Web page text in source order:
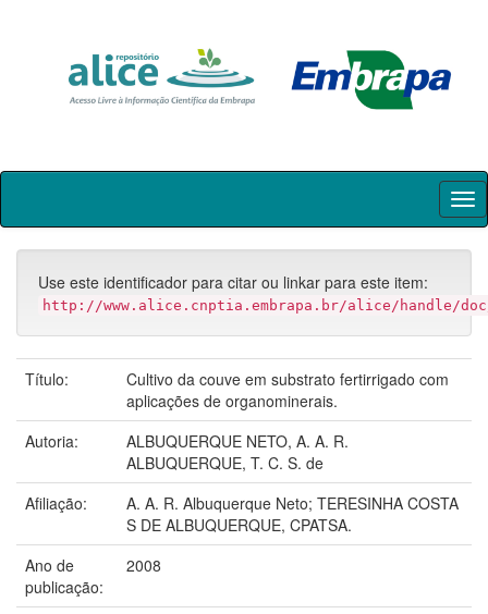
Skip
Use este identificador para citar ou linkar para este item:
http://www.alice.cnptia.embrapa.br/alice/handle/
Título:
Cultivo da couve em substrato fertirrigado com
aplicações de organominerais.
Autoria:
ALBUQUERQUE NETO, A. A. R.
ALBUQUERQUE, T. C. S. de
Afiliação:
A. A. R. Albuquerque Neto; TERESINHA COSTA
S DE ALBUQUERQUE, CPATSA.
Ano de
publicação:
2008